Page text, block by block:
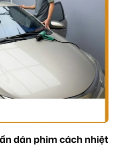
dán phim cách nhiệt